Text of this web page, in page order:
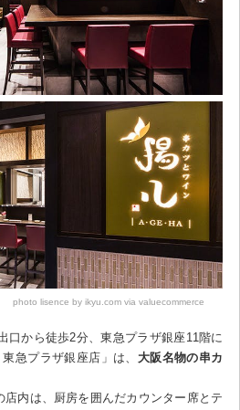
photo lisence by ikyu.com via valuecommerce
口から徒歩2分、東急プラザ銀座11階に
急プラザ銀座店」は、 大阪名物の串カ
内は、厨房を囲んだカウンター席とテ